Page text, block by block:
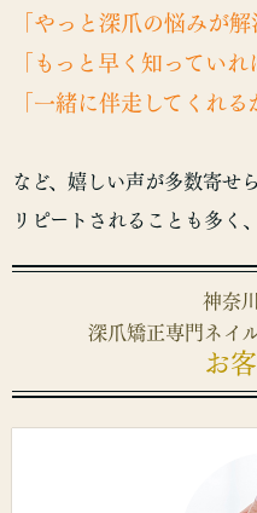
「やっと深爪の悩みが解
「もっと早く知っていれ
「一緒に伴走してくれる
など、嬉しい声が多数寄せら
リピートされることも多く
神奈
深爪矯正専門ネイ
お